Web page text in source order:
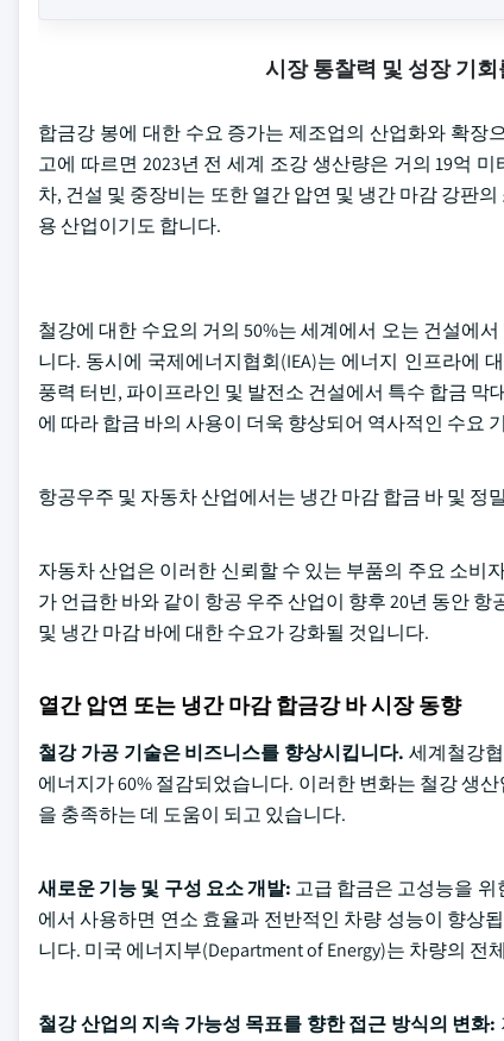
시장 통찰력 및 성장 기
합금강 봉에 대한 수요 증가는 제조업의 산업화와 확장
고에 따르면 2023년 전 세계 조강 생산량은 거의 19억
차, 건설 및 중장비는 또한 열간 압연 및 냉간 마감 강판
용 산업이기도 합니다.
철강에 대한 수요의 거의 50%는 세계에서 오는 건설에
니다. 동시에 국제에너지협회(IEA)는 에너지 인프라에
풍력 터빈, 파이프라인 및 발전소 건설에서 특수 합금
에 따라 합금 바의 사용이 더욱 향상되어 역사적인 수요
항공우주 및 자동차 산업에서는 냉간 마감 합금 바 및 정
자동차 산업은 이러한 신뢰할 수 있는 부품의 주요 소비
가 언급한 바와 같이 항공 우주 산업이 향후 20년 동안
및 냉간 마감 바에 대한 수요가 강화될 것입니다.
열간 압연 또는 냉간 마감 합금강 바 시장 동향
철강 가공 기술은 비즈니스를 향상시킵니다. 세계철강
에너지가 60% 절감되었습니다. 이러한 변화는 철강 생
을 충족하는 데 도움이 되고 있습니다.
새로운 기능 및 구성 요소 개발: 고급 합금은 고성능을
에서 사용하면 연소 효율과 전반적인 차량 성능이 향상
니다. 미국 에너지부(Department of Energy)는 차량의
철강 산업의 지속 가능성 목표를 향한 접근 방식의 변화: